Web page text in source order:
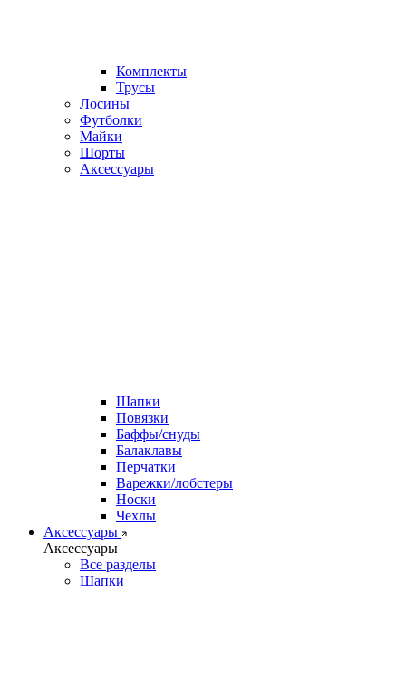
Комплекты
Трусы
Лосины
Футболки
Майки
Шорты
Аксессуары
Шапки
Повязки
Баффы/снуды
Балаклавы
Перчатки
Варежки/лобстеры
Носки
Чехлы
Аксессуары
Аксессуары
Все разделы
Шапки